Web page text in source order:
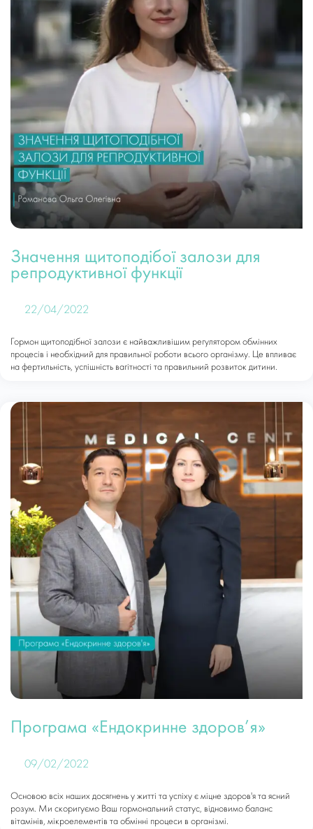
Значення щитоподібої залози для
репродуктивної функції
22/04/2022
Гормон щитоподібної залози є найважливішим регулятором обмінних
процесів і необхідний для правильної роботи всього організму. Це впливає
на фертильність, успішність вагітності та правильний розвиток дитини.
Програма «Ендокринне здоров’я»
09/02/2022
Основою всіх наших досягнень у житті та успіху є міцне здоров'я та ясний
розум. Ми скоригуємо Ваш гормональний статус, відновимо баланс
вітамінів, мікроелементів та обмінні процеси в організмі.